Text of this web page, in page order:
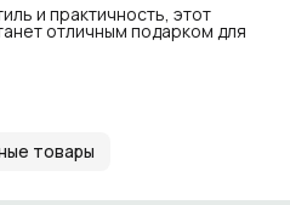
и практичность, этот
отличным подарком для
товары